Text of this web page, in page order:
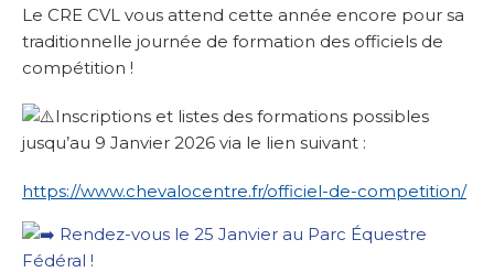
Le CRE CVL vous attend cette année encore pour sa
traditionnelle journée de formation des officiels de
compétition !
Inscriptions et listes des formations possibles
jusqu’au 9 Janvier 2026 via le lien suivant :
https://www.chevalocentre.fr/officiel-de-competition/
Rendez-vous le 25 Janvier au Parc Équestre
Fédéral !